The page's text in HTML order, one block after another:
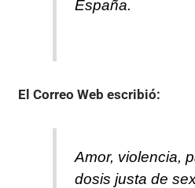
España.
El Correo Web escribió:
Amor, violencia,
dosis justa de